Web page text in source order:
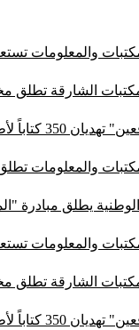
والمعلومات
الشارقة تطلق
"الإمارات الإنسانية"
والمعلومات
يطلق مبادرة
والمعلومات
الشارقة تطلق
"الإمارات الإنسانية"